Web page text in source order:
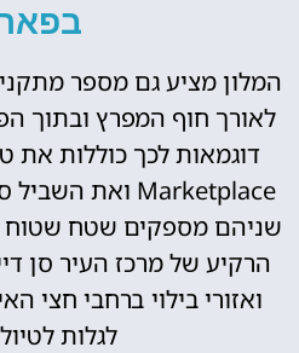
המלון מציע גם מספר
לאורך חוף המפרץ ובתוך
שניהם מספקים שטח שטוח
הרקיע של מרכז העיר סן
ואזורי בילוי ברחבי חצי
לגלות